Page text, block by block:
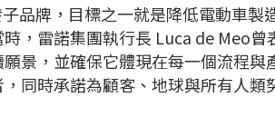
品牌，目標之一就是降低電動車製
，雷諾集團執行長 Luca de Meo
景，並確保它體現在每一個流程與
同時承諾為顧客、地球與所有人類